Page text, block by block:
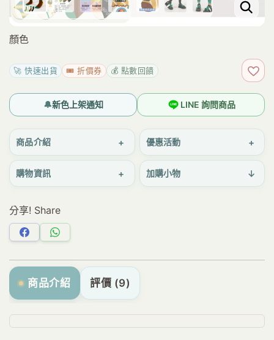
顏色
🚀 快速出貨 🎟️ 折價券 💰 點數回饋 加
LINE 詢問商品
🔔新色上架通知
商品介紹 + 優惠活動 +
購物資訊 + 加購小物 ↓
分享! Share
分
享
Facebook
分
享
WhatsApp
商品介紹 評價 (9)